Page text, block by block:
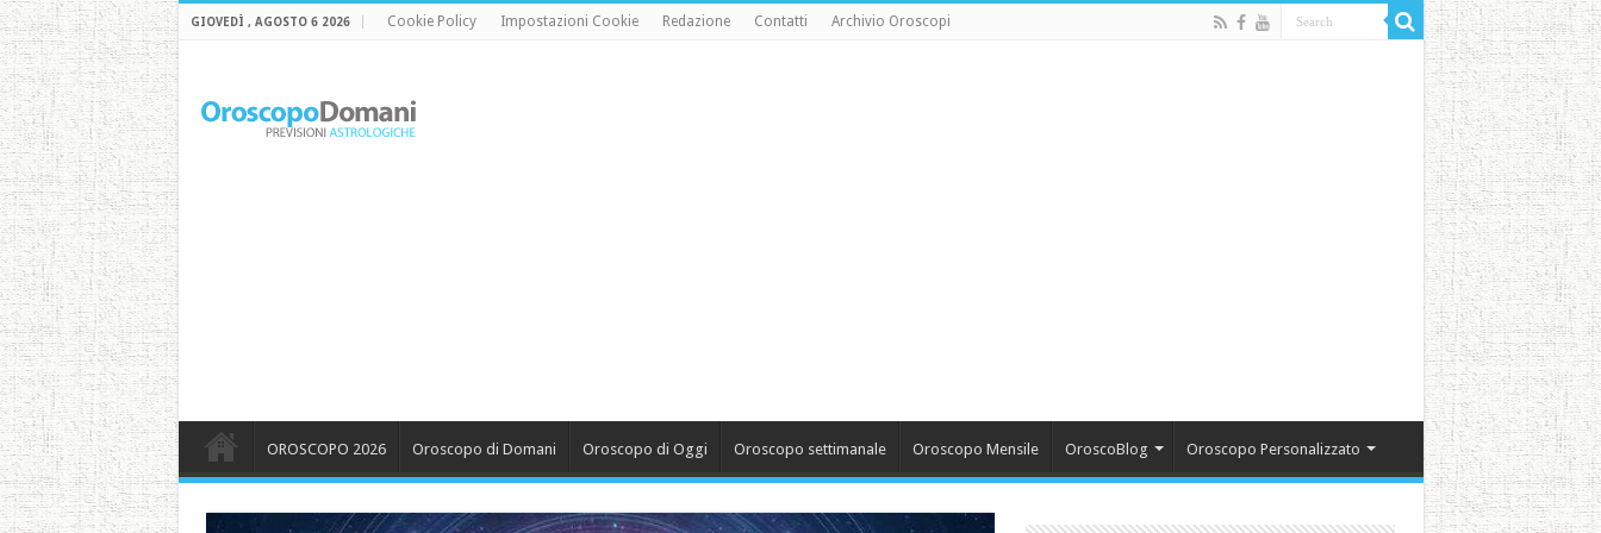
GIOVEDÌ , AGOSTO 6 2026 Cookie Policy Impostazioni Cookie Redazione Contatti Archivio Oroscopi
OROSCOPO 2026 Oroscopo di Domani Oroscopo di Oggi Oroscopo settimanale Oroscopo Mensile OroscoBlog Oroscopo Personalizzato